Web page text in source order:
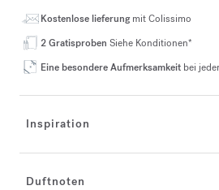
Kostenlose lieferungmit Colissimo
2 Gratisproben Siehe Konditionen*
Eine besondere Aufmerksamkeit bei
Inspiration
Duftnoten